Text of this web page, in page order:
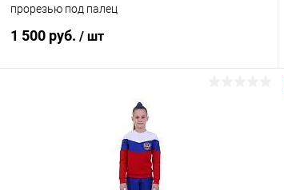
прорезью под палец
1 500 руб. / шт
В корзину